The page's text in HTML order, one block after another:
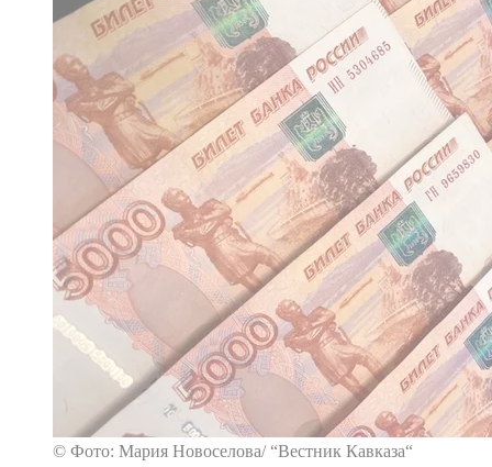
© Фото: Мария Новоселова/ “Вестник Кавказа“